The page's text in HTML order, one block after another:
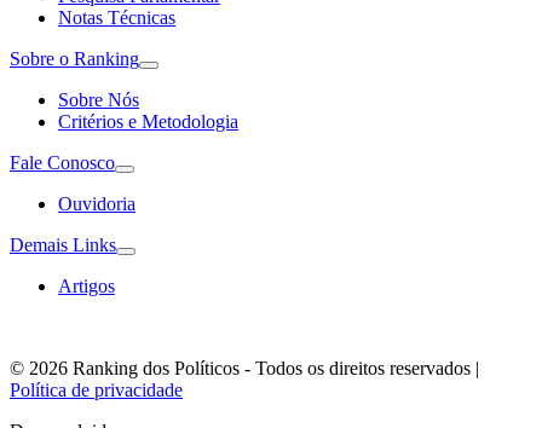
Notas Técnicas
Sobre o Ranking
Sobre Nós
Critérios e Metodologia
Fale Conosco
Ouvidoria
Demais Links
Artigos
© 2026 Ranking dos Políticos - Todos os direitos reservados |
Política de privacidade